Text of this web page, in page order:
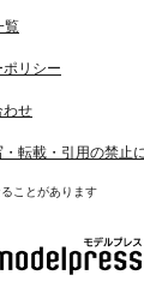
覧
リシー
わせ
転載・引用の禁止
ことがあります